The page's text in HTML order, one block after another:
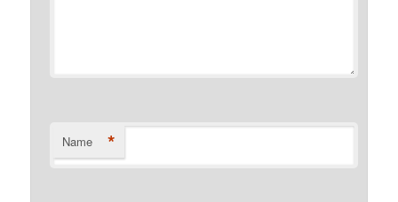
Name *